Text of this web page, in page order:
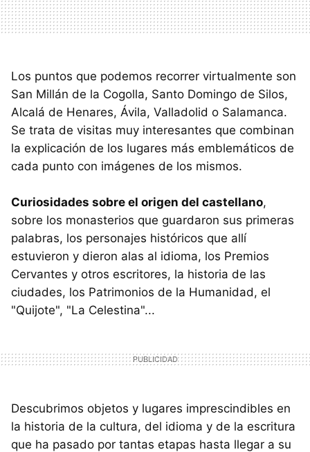
Los puntos que podemos recorrer virtualmente son
San Millán de la Cogolla, Santo Domingo de Silos,
Alcalá de Henares, Ávila, Valladolid o Salamanca.
Se trata de visitas muy interesantes que combinan
la explicación de los lugares más emblemáticos de
cada punto con imágenes de los mismos.
Curiosidades sobre el origen del castellano,
sobre los monasterios que guardaron sus primeras
palabras, los personajes históricos que allí
estuvieron y dieron alas al idioma, los Premios
Cervantes y otros escritores, la historia de las
ciudades, los Patrimonios de la Humanidad, el
"Quijote", "La Celestina"...
Descubrimos objetos y lugares imprescindibles en
la historia de la cultura, del idioma y de la escritura
que ha pasado por tantas etapas hasta llegar a su